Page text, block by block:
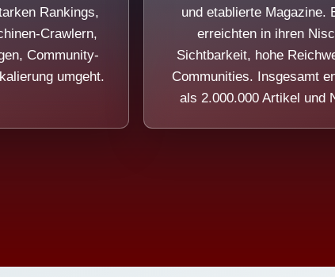
Rankings,
Crawlern,
Community-
umgeht.
und etablierte Magazine.
erreichten in ihren
Sichtbarkeit, hohe
Communities. Insgesamt
als 2.000.000 Artikel und